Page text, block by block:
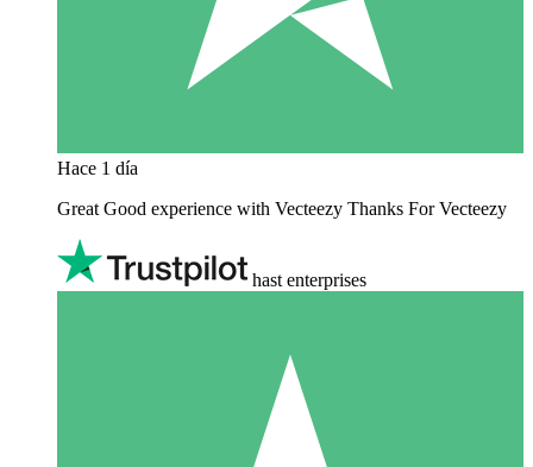
Hace 1 día
Great Good experience with Vecteezy Thanks For Vecteezy
hast enterprises